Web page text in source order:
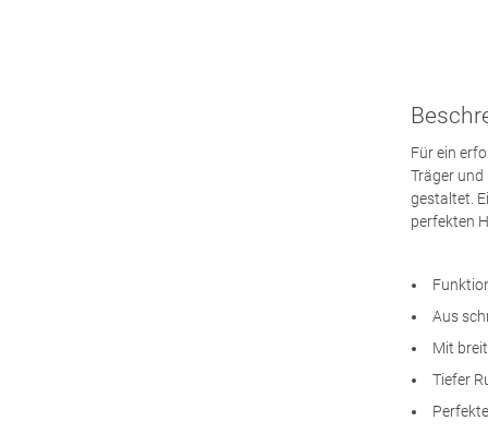
Für ein
Träger und
gestaltet.
perfekten
Aus
Mit
Tiefer